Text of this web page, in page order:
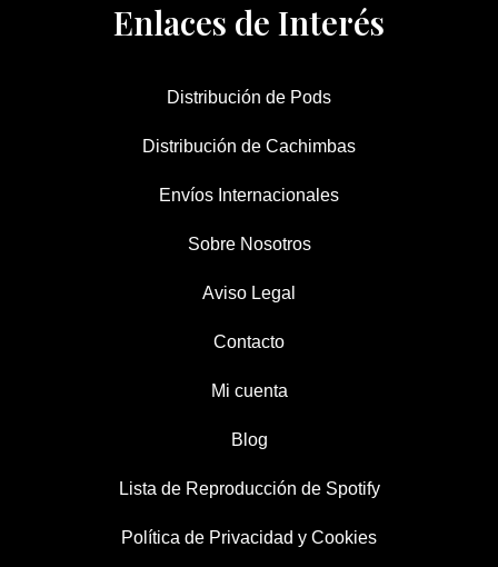
Enlaces de Interés
Distribución de Pods
Distribución de Cachimbas
Envíos Internacionales
Sobre Nosotros
Aviso Legal
Contacto
Mi cuenta
Blog
Lista de Reproducción de Spotify
Política de Privacidad y Cookies